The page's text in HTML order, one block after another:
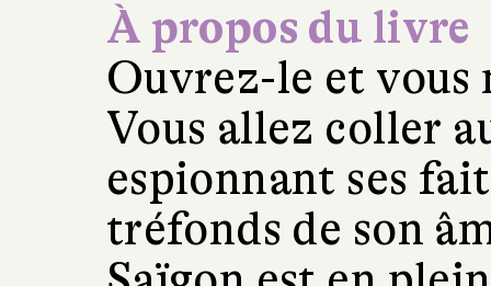
À propos du livre
Ouvrez-le et vous
Vous allez coller
espionnant ses
tréfonds de son